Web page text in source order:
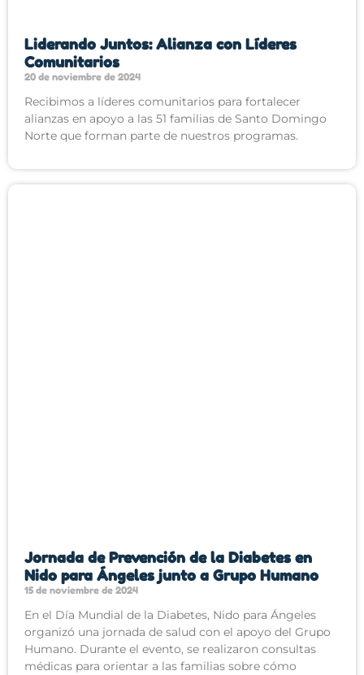
Liderando Juntos: Alianza con Líderes
Comunitarios
20 de noviembre de 2024
Recibimos a líderes comunitarios para fortalecer
alianzas en apoyo a las 51 familias de Santo Domingo
Norte que forman parte de nuestros programas.
Jornada de Prevención de la Diabetes en
Nido para Ángeles junto a Grupo Humano
15 de noviembre de 2024
En el Día Mundial de la Diabetes, Nido para Ángeles
organizó una jornada de salud con el apoyo del Grupo
Humano. Durante el evento, se realizaron consultas
médicas para orientar a las familias sobre cómo